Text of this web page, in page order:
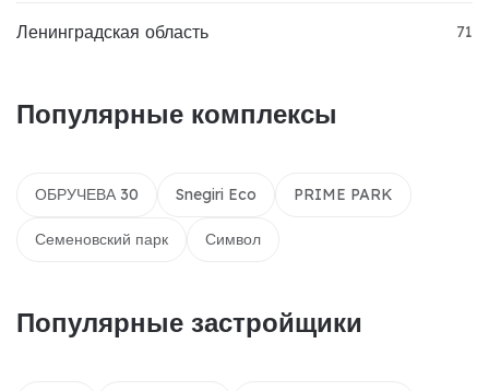
Ленинградская область 71
Популярные комплексы
ОБРУЧЕВА 30 Snegiri Eco PRIME PARK
Семеновский парк Символ
Популярные застройщики